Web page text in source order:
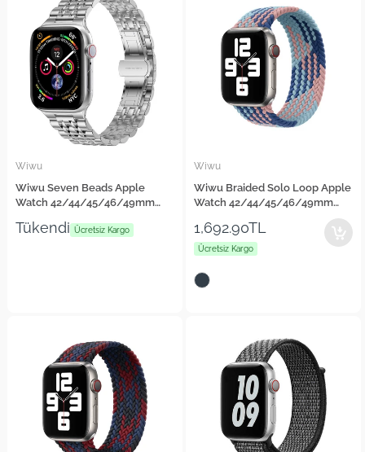
Wiwu
Wiwu Seven Beads Apple
Watch 42/44/45/46/49mm
Kayış
Tükendi Ücretsiz Kargo
Wiwu
Wiwu Braided Solo Loop Apple
Watch 42/44/45/46/49mm
Kordon Contrast Color Large
Strap Kayış
1,692.90TL
Ücretsiz Kargo